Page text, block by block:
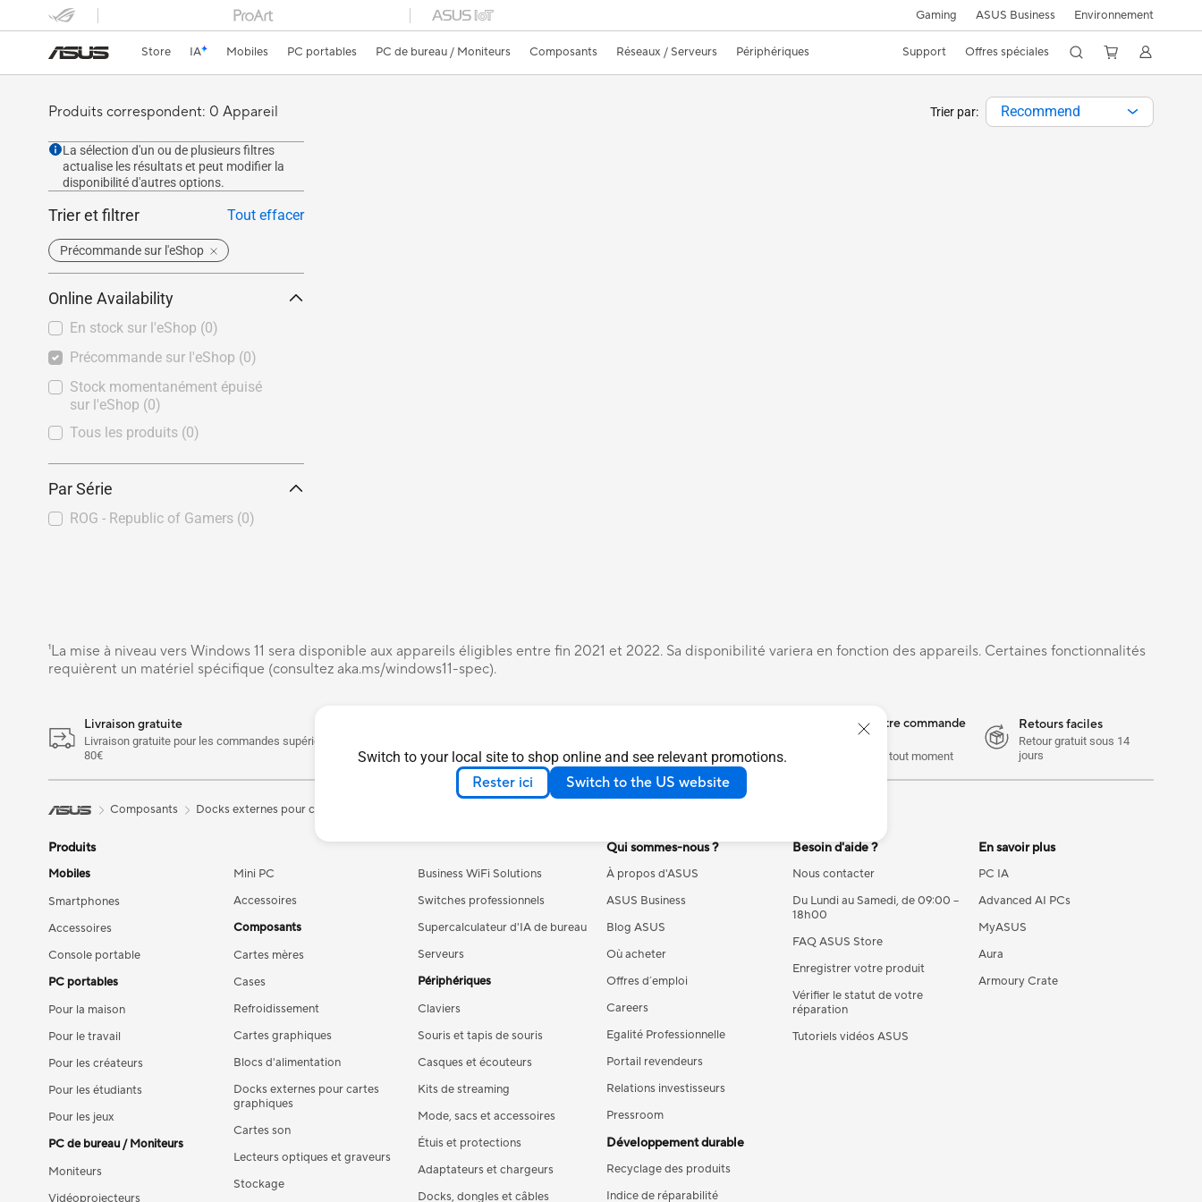
Switch to your local site to shop online and see relevant promotions.
Rester ici Switch to the US website
Gaming ASUS Business Environnement
Store IA Mobiles PC portables PC de bureau / Moniteurs Composants Réseaux / Serveurs Périphériques Support Offres spéciales
Produits correspondent: 0 Appareil Trier par: Recommend
La sélection d'un ou de plusieurs filtres
actualise les résultats et peut modifier la
disponibilité d'autres options.
Trier et filtrer Tout effacer
Précommande sur l'eShop
Par Série
ROG - Republic of Gamers (0)
Online Availability
En stock sur l'eShop (0)
Précommande sur l'eShop (0)
Stock momentanément épuisé
sur l'eShop (0)
Tous les produits (0)
¹La mise à niveau vers Windows 11 sera disponible aux appareils éligibles entre fin 2021 et 2022. Sa disponibilité variera en fonction des appareils. Certaines fonctionnalités
requièrent un matériel spécifique (consultez aka.ms/windows11-spec).
Livraison gratuite
Livraison gratuite pour les commandes supérieures à
80€
Une solution de paiement à la fois simple et rapide
Besoin d'aide concernant votre commande
Appelez-nous ou écrivez-nous à tout moment
Retours faciles
Retour gratuit sous 14
jours
Composants Docks externes pour cartes graphiques
Produits
Mobiles
Smartphones
Accessoires
Console portable
PC portables
Pour la maison
Pour le travail
Pour les créateurs
Pour les étudiants
Pour les jeux
PC de bureau / Moniteurs
Moniteurs
Vidéoprojecteurs
Mini PC
Accessoires
Composants
Cartes mères
Cases
Refroidissement
Cartes graphiques
Blocs d'alimentation
Docks externes pour cartes
graphiques
Cartes son
Lecteurs optiques et graveurs
Stockage
Business WiFi Solutions
Switches professionnels
Supercalculateur d'IA de bureau
Serveurs
Périphériques
Claviers
Souris et tapis de souris
Casques et écouteurs
Kits de streaming
Mode, sacs et accessoires
Étuis et protections
Adaptateurs et chargeurs
Docks, dongles et câbles
Qui sommes-nous ?
À propos d'ASUS
ASUS Business
Blog ASUS
Où acheter
Offres d´emploi
Careers
Egalité Professionnelle
Portail revendeurs
Relations investisseurs
Pressroom
Développement durable
Recyclage des produits
Indice de réparabilité
Besoin d'aide ?
Nous contacter
Du Lundi au Samedi, de 09:00 –
18h00
FAQ ASUS Store
Enregistrer votre produit
Vérifier le statut de votre
réparation
Tutoriels vidéos ASUS
En savoir plus
PC IA
Advanced AI PCs
MyASUS
Aura
Armoury Crate